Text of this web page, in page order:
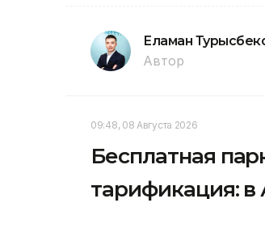
Еламан
Автор
09:48, 08 Августа 2026
Бесплатная
тарификация: